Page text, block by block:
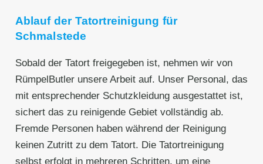
Ablauf der Tatortreinigung für
Schmalstede
Sobald der Tatort freigegeben ist, nehmen wir von
RümpelButler unsere Arbeit auf. Unser Personal, das
mit entsprechender Schutzkleidung ausgestattet ist,
sichert das zu reinigende Gebiet vollständig ab.
Fremde Personen haben während der Reinigung
keinen Zutritt zu dem Tatort. Die Tatortreinigung
selbst erfolgt in mehreren Schritten, um eine